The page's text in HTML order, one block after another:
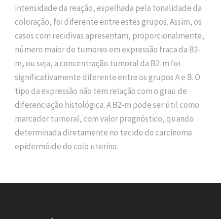
intensidade da reação, espelhada pela tonalidade da
coloração, foi diferente entre estes grupos. Assim, os
casos com recidivas apresentam, proporcionalmente,
número maior de tumores em expressão fraca da B2-
m, ou seja, a concentração tumoral da B2-m foi
significativamente diferente entre os grupos A e B. O
tipo da expressão não tem relação com o grau de
diferenciação histológica. A B2-m pode ser útil como
marcador tumoral, com valor prognóstico, quando
determinada diretamente no tecido do carcinoma
epidermóide do colo uterino.